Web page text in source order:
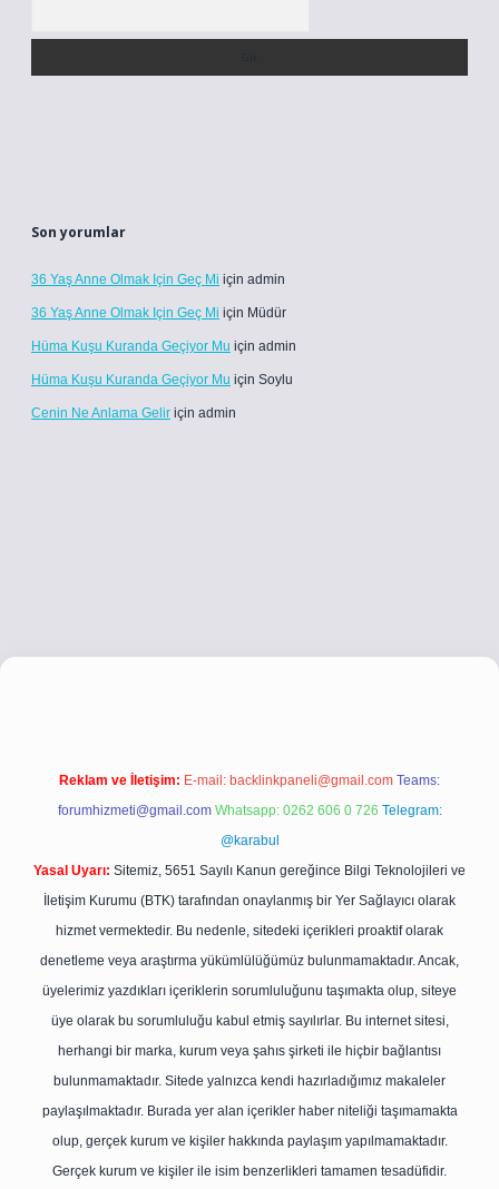
Son yorumlar
36 Yaş Anne Olmak Için Geç Mi için admin
36 Yaş Anne Olmak Için Geç Mi için Müdür
Hüma Kuşu Kuranda Geçiyor Mu için admin
Hüma Kuşu Kuranda Geçiyor Mu için Soylu
Cenin Ne Anlama Gelir için admin
betci girişbetci girişhiltonbet yeni giriş
Reklam ve İletişim: E-mail: backlinkpaneli@gmail.com Teams:
forumhizmeti@gmail.com Whatsapp: 0262 606 0 726 Telegram:
@karabul
Yasal Uyarı: Sitemiz, 5651 Sayılı Kanun gereğince Bilgi Teknolojileri ve
İletişim Kurumu (BTK) tarafından onaylanmış bir Yer Sağlayıcı olarak
hizmet vermektedir. Bu nedenle, sitedeki içerikleri proaktif olarak
denetleme veya araştırma yükümlülüğümüz bulunmamaktadır. Ancak,
üyelerimiz yazdıkları içeriklerin sorumluluğunu taşımakta olup, siteye
üye olarak bu sorumluluğu kabul etmiş sayılırlar. Bu internet sitesi,
herhangi bir marka, kurum veya şahıs şirketi ile hiçbir bağlantısı
bulunmamaktadır. Sitede yalnızca kendi hazırladığımız makaleler
paylaşılmaktadır. Burada yer alan içerikler haber niteliği taşımamakta
olup, gerçek kurum ve kişiler hakkında paylaşım yapılmamaktadır.
Gerçek kurum ve kişiler ile isim benzerlikleri tamamen tesadüfidir.